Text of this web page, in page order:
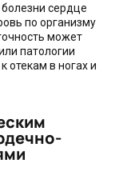
болезни сердце
по организму
может
патологии
отекам в ногах и